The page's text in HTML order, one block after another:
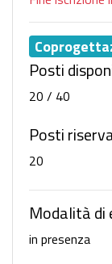
Posti
20 / 40
Posti
20
Modalità di
in presenza